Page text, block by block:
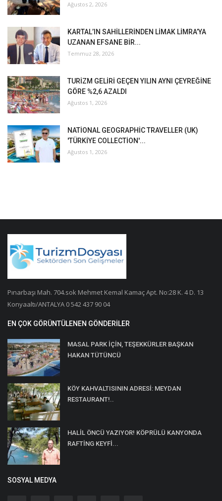
Ağustos 2, 2026
KARTAL’IN SAHİLLERİNDEN LİMAK LİMRA’YA
UZANAN EFSANE BİR...
Temmuz 28, 2026
TURİZM GELİRİ GEÇEN YILIN AYNI ÇEYREĞİNE
GÖRE %2,6 AZALDI
Ağustos 1, 2026
NATİONAL GEOGRAPHİC TRAVELLER (UK)
'TÜRKİYE COLLECTİON'...
Ağustos 1, 2026
Pınarbaşı Mah. 704.sok Mehmet Kemal Kamaç Apt. No:28 K. 4 D. 13
Konyaaltı/ANTALYA 0 542 437 90 04
EN ÇOK GÖRÜNTÜLENEN GÖNDERILER
MASAL PARK İÇİN, TEŞEKKÜRLER BAŞKAN
HAKAN TÜTÜNCÜ
KÖY KAHVALTISININ ADRESİ: MEYDAN
RESTAURANT!..
HALİL ÖNCÜ YAZIYOR! KÖPRÜLÜ KANYONDA
RAFTİNG KEYFİ...
SOSYAL MEDYA